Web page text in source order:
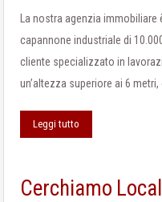
La nostra agenzia
capannone industriale di
cliente specializzato in
un’altezza superiore ai 6
Leggi tutto
Cerchiamo